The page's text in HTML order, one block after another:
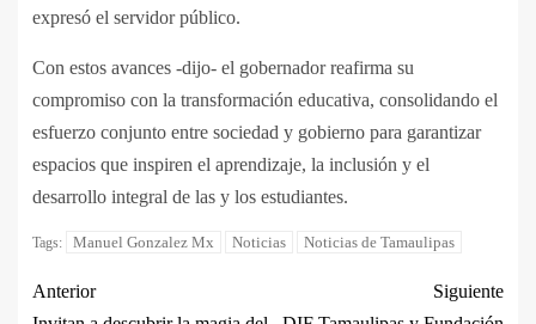
expresó el servidor público.
Con estos avances -dijo- el gobernador reafirma su
compromiso con la transformación educativa, consolidando el
esfuerzo conjunto entre sociedad y gobierno para garantizar
espacios que inspiren el aprendizaje, la inclusión y el
desarrollo integral de las y los estudiantes.
Tags: Manuel Gonzalez Mx Noticias Noticias de Tamaulipas
Anterior
Siguiente